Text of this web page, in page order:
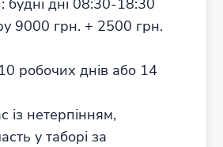
дні 08:30-18:30
9000 грн. + 2500 грн.
робочих днів або 14
із нетерпінням,
у таборі за